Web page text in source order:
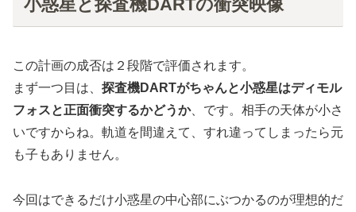
小惑星と探査機DARTの衝突映像
この計画の成否は２段階で評価されます。
まず一つ目は、 探査機DARTがちゃんと小惑星はディモル
フォスと正面衝突するかどうか、です。相手の天体が小さ
いですからね。軌道を間違えて、すれ違ってしまったら元
も子もありません。
今回はできるだけ小惑星の中心部にぶつかるのが理想的だ